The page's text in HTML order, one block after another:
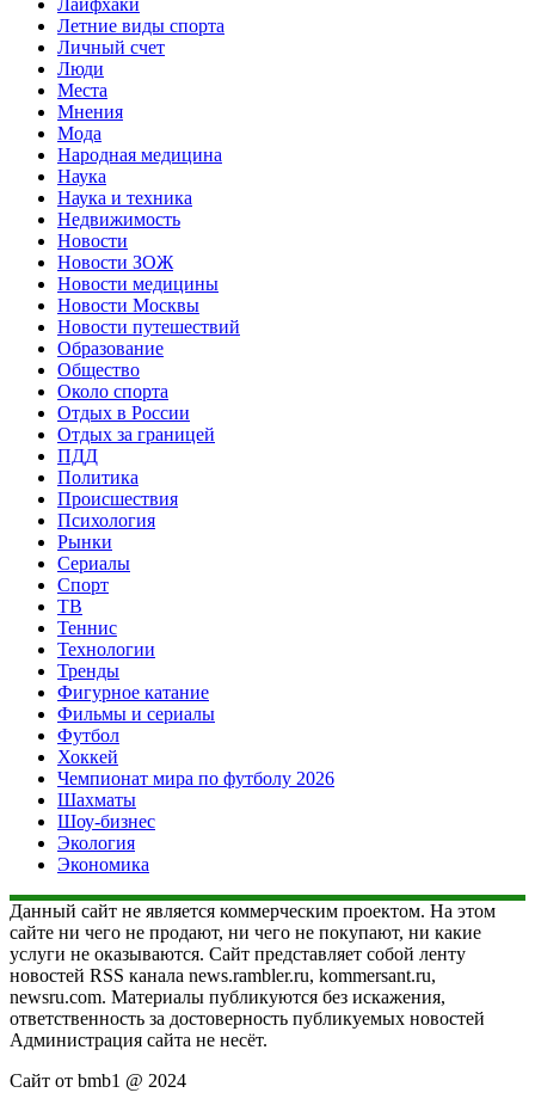
Летние виды спорта
Личный счет
Люди
Места
Мнения
Мода
Народная медицина
Наука
Наука и техника
Недвижимость
Новости
Новости ЗОЖ
Новости медицины
Новости Москвы
Новости путешествий
Образование
Общество
Около спорта
Отдых в России
Отдых за границей
ПДД
Политика
Происшествия
Психология
Рынки
Сериалы
Спорт
ТВ
Теннис
Технологии
Тренды
Фигурное катание
Фильмы и сериалы
Футбол
Хоккей
Чемпионат мира по футболу 2026
Шахматы
Шоу-бизнес
Экология
Экономика
Данный сайт не является коммерческим проектом. На этом
сайте ни чего не продают, ни чего не покупают, ни какие
услуги не оказываются. Сайт представляет собой ленту
новостей RSS канала news.rambler.ru, kommersant.ru,
newsru.com. Материалы публикуются без искажения,
ответственность за достоверность публикуемых новостей
Администрация сайта не несёт.
Сайт от bmb1 @ 2024